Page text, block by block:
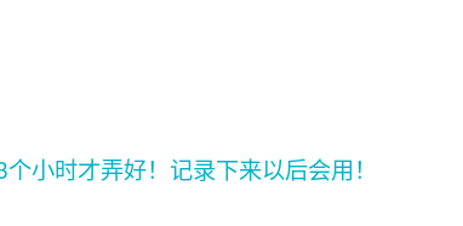
小时才弄好！记录下来以后会用！